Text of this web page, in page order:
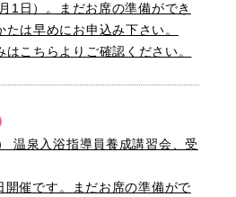
1日）。まだお席の準備ができ
は早めにお申込み下さい。
こちらよりご確認ください。
温泉入浴指導員養成講習会、受
催です。まだお席の準備がで